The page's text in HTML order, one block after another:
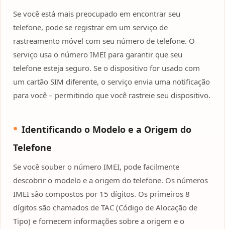
Se você está mais preocupado em encontrar seu
telefone, pode se registrar em um serviço de
rastreamento móvel com seu número de telefone. O
serviço usa o número IMEI para garantir que seu
telefone esteja seguro. Se o dispositivo for usado com
um cartão SIM diferente, o serviço envia uma notificação
para você – permitindo que você rastreie seu dispositivo.
Identificando o Modelo e a Origem do
Telefone
Se você souber o número IMEI, pode facilmente
descobrir o modelo e a origem do telefone. Os números
IMEI são compostos por 15 dígitos. Os primeiros 8
dígitos são chamados de TAC (Código de Alocação de
Tipo) e fornecem informações sobre a origem e o